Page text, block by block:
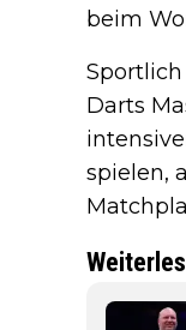
beim
Darts
spielen,